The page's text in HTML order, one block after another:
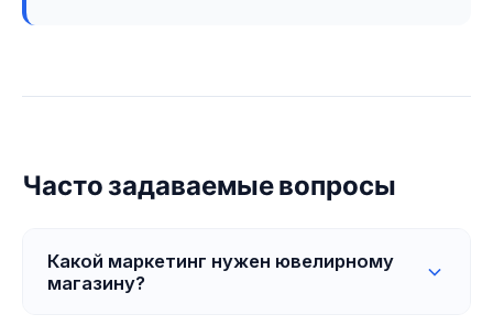
Часто задаваемые вопросы
Какой маркетинг нужен ювелирному
магазину?